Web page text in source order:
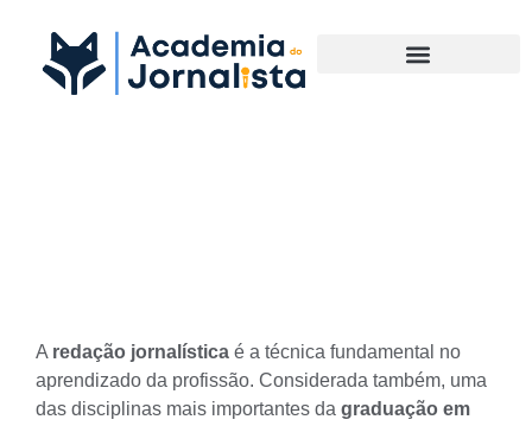
A redação jornalística é a técnica fundamental no
aprendizado da profissão. Considerada também, uma
das disciplinas mais importantes da graduação em